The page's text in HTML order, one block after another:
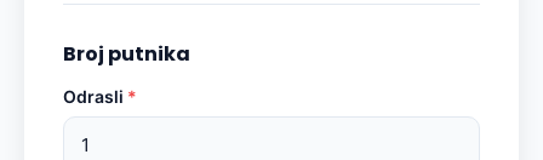
Broj putnika
Odrasli *